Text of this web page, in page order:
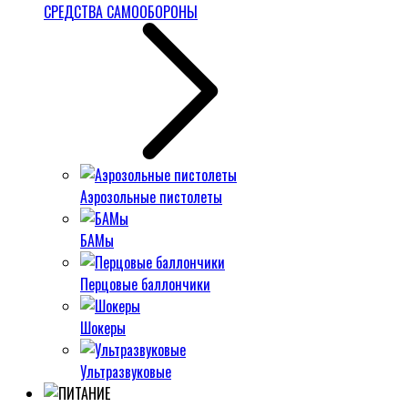
СРЕДСТВА САМООБОРОНЫ
Аэрозольные пистолеты
БАМы
Перцовые баллончики
Шокеры
Ультразвуковые